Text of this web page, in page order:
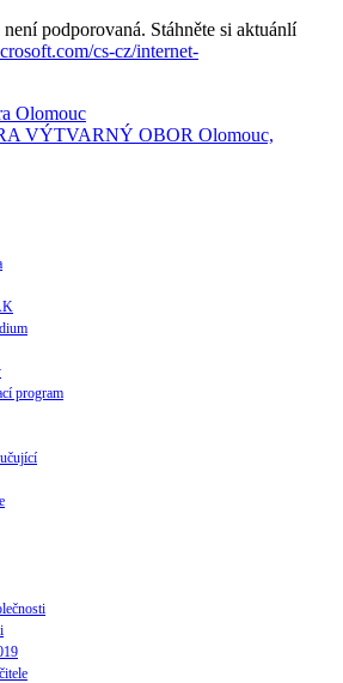
podporovaná. Stáhněte si aktuánlí
cs-cz/internet-
VÝTVARNÝ OBOR Olomouc,
program